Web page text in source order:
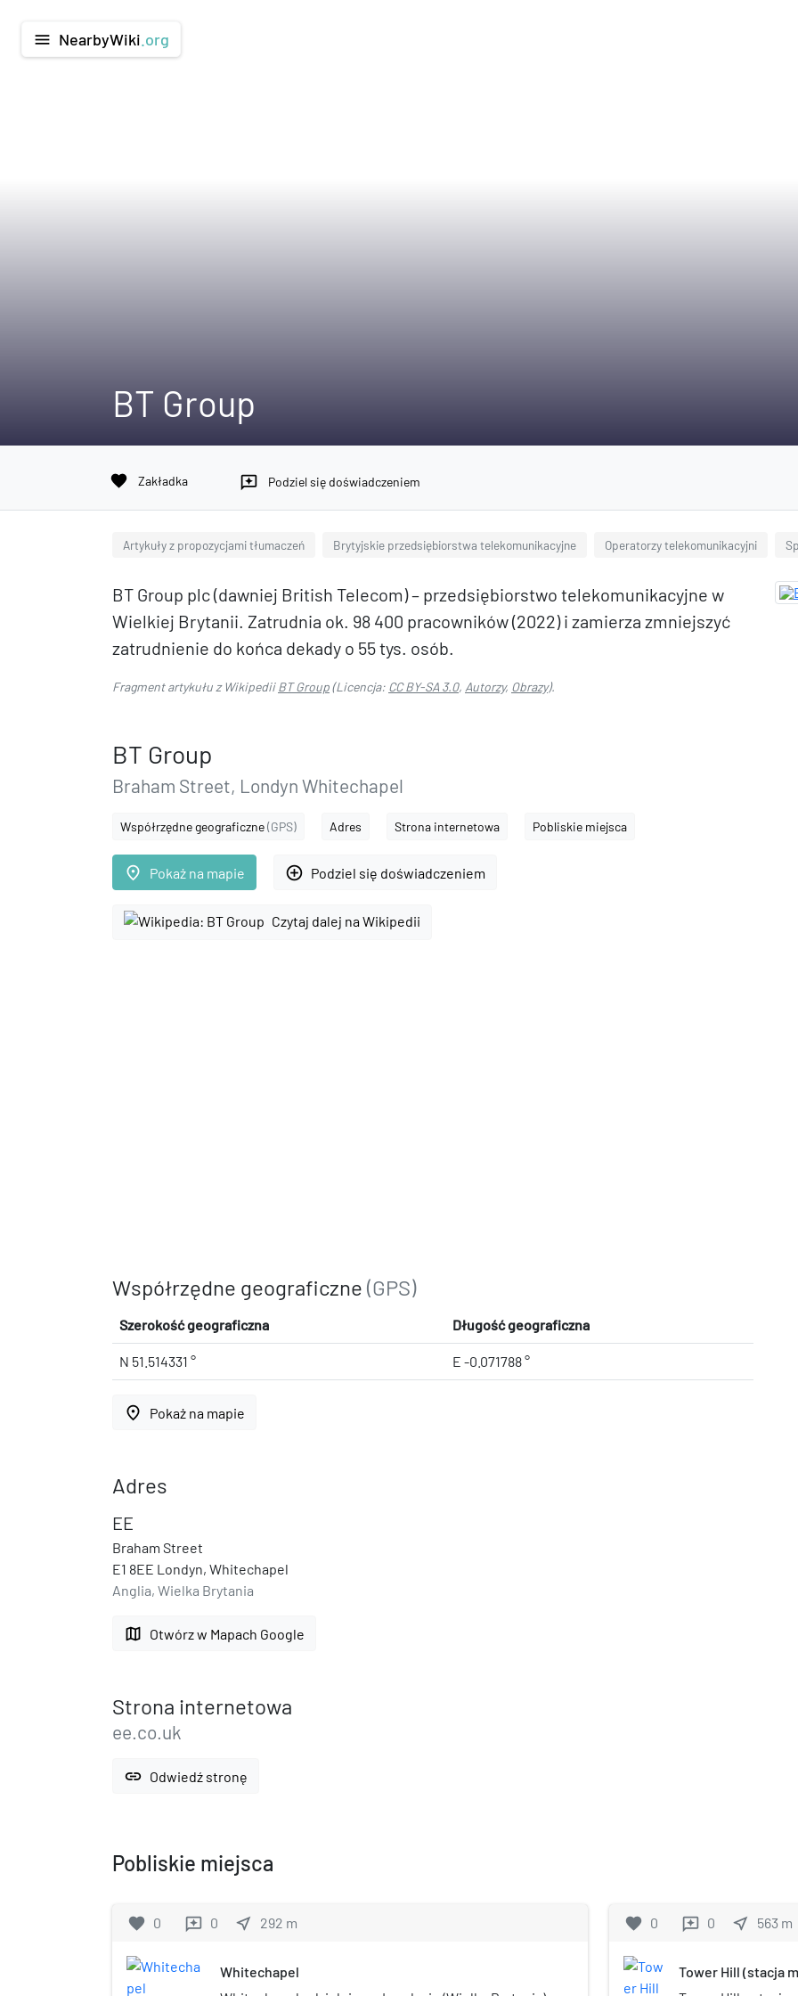
menu NearbyWiki .org
BT Group
favorite Zakładka reviews Podziel się doświadczeniem
Artykuły z propozycjami tłumaczeń Brytyjskie przedsiębiorstwa telekomunikacyjne Operatorzy telekomunikacyjni
BT Group plc (dawniej British Telecom) – przedsiębiorstwo telekomunikacyjne w
Wielkiej Brytanii. Zatrudnia ok. 98 400 pracowników (2022) i zamierza zmniejszyć
zatrudnienie do końca dekady o 55 tys. osób.
Fragment artykułu z WikipediiBT Group(Licencja: CC BY-SA 3.0, Autorzy, Obrazy).
BT Group
Braham Street, Londyn Whitechapel
Współrzędne geograficzne(GPS) Adres Strona internetowa Pobliskie miejsca
place Pokaż na mapie add_circle_outline Podziel się doświadczeniem
Czytaj dalej na Wikipedii
Współrzędne geograficzne (GPS)
Szerokość geograficzna Długość geograficzna
N 51.514331 ° E -0.071788 °
place Pokaż na mapie
Adres
EE
Braham Street
E1 8EE Londyn, Whitechapel
Anglia, Wielka Brytania
map Otwórz w Mapach Google
Strona internetowa
ee.co.uk
link Odwiedź stronę
Pobliskie miejsca
favorite 0 reviews 0 near_me 292 m
Whitechapel
favorite 0 reviews 0 near_me 563 m
Tower Hill (stacja